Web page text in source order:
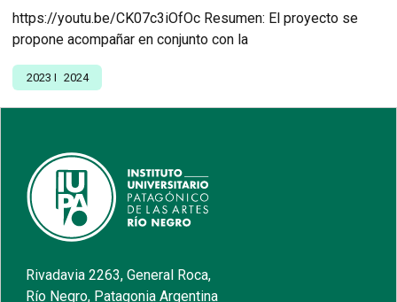
https://youtu.be/CK07c3iOfOc Resumen: El proyecto se
propone acompañar en conjunto con la
2023 I 2024
Rivadavia 2263, General Roca,
Río Negro, Patagonia Argentina